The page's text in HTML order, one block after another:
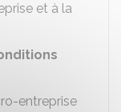
et à la
entreprise